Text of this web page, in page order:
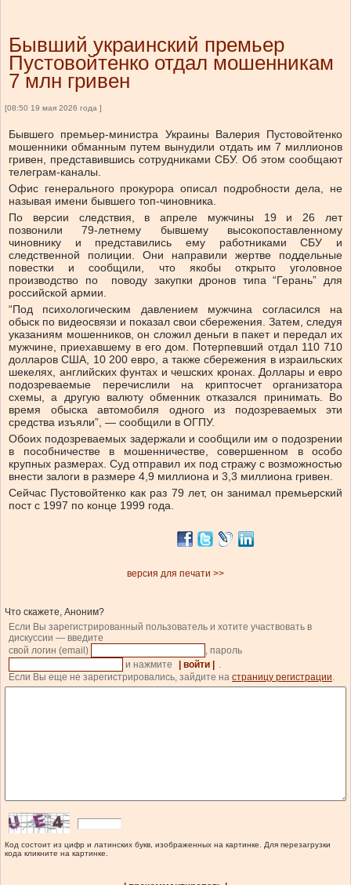
Бывший украинский премьер
Пустовойтенко отдал мошенникам
7 млн гривен
[08:50 19 мая 2026 года ]
Бывшего премьер-министра Украины Валерия Пустовойтенко
мошенники обманным путем вынудили отдать им 7 миллионов
гривен, представившись сотрудниками СБУ. Об этом сообщают
телеграм-каналы.
Офис генерального прокурора описал подробности дела, не
называя имени бывшего топ-чиновника.
По версии следствия, в апреле мужчины 19 и 26 лет
позвонили 79-летнему бывшему высокопоставленному
чиновнику и представились ему работниками СБУ и
следственной полиции. Они направили жертве поддельные
повестки и сообщили, что якобы открыто уголовное
производство по поводу закупки дронов типа “Герань” для
российской армии.
“Под психологическим давлением мужчина согласился на
обыск по видеосвязи и показал свои сбережения. Затем, следуя
указаниям мошенников, он сложил деньги в пакет и передал их
мужчине, приехавшему в его дом. Потерпевший отдал 110 710
долларов США, 10 200 евро, а также сбережения в израильских
шекелях, английских фунтах и ​​чешских кронах. Доллары и евро
подозреваемые перечислили на криптосчет организатора
схемы, а другую валюту обменник отказался принимать. Во
время обыска автомобиля одного из подозреваемых эти
средства изъяли”, — сообщили в ОГПУ.
Обоих подозреваемых задержали и сообщили им о подозрении
в пособничестве в мошенничестве, совершенном в особо
крупных размерах. Суд отправил их под стражу с возможностью
внести залоги в размере 4,9 миллиона и 3,3 миллиона гривен.
Сейчас Пустовойтенко как раз 79 лет, он занимал премьерский
пост с 1997 по конце 1999 года.
версия для печати >>
Что скажете, Аноним?
Если Вы зарегистрированный пользователь и хотите участвовать в
дискуссии — введите
свой логин (email)
, пароль
и нажмите
| войти |
.
Если Вы еще не зарегистрировались, зайдите на страницу регистрации.
Код состоит из цифр и латинских букв, изображенных на картинке. Для перезагрузки
кода кликните на картинке.